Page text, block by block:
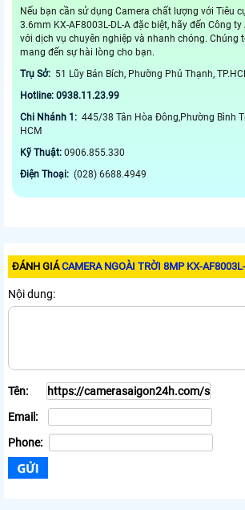
Nếu bạn cần sử dụng Camera chất lượng với Tiêu
3.6mm KX-AF8003L-DL-A đặc biệt, hãy đến Công
với dịch vụ chuyên nghiệp và nhanh chóng. Chúng
mang đến sự hài lòng cho bạn.
Trụ Sở: 51 Lũy Bán Bích, Phường Phú Thạnh,
Hotline: 0938.11.23.99
Chi Nhánh 1: 445/38 Tân Hòa Đông,Phường Bình
HCM
Kỹ Thuật: 0906.855.330
Điện Thoại: (028) 6688.4949
ĐÁNH GIÁCAMERA NGOÀI TRỜI 8MP KX-
Nội dung:
Tên:
Email:
Phone: